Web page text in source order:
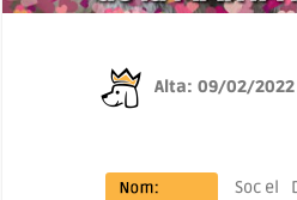
Alta: 09/02/2022
Soc el